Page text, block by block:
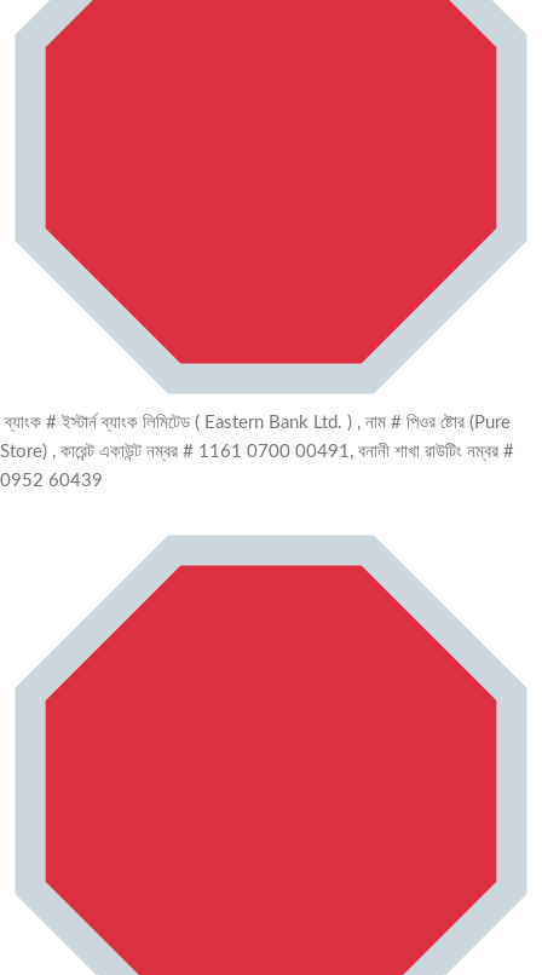
ব্যাংক # ইস্টার্ন ব্যাংক লিমিটেড ( Eastern Bank Ltd. ) , নাম # পিওর ষ্টোর (Pure
Store) , কারেন্ট একাউন্ট নম্বর # 1161 0700 00491, বনানী শাখা রাউটিং নম্বর #
0952 60439